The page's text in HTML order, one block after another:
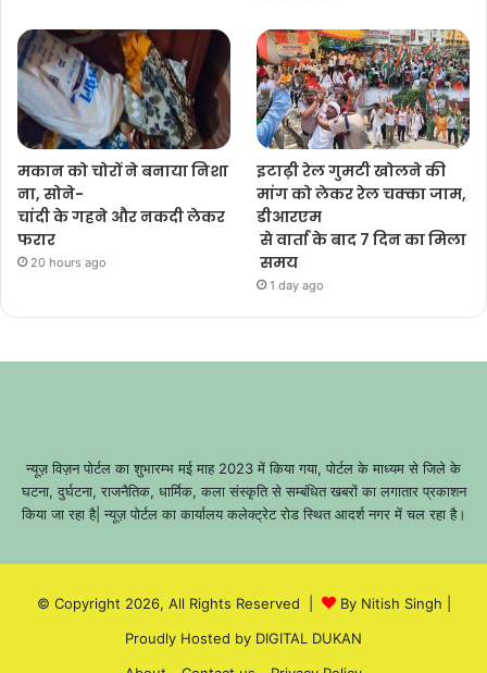
मकान को चोरों ने बनाया निशा
ना, सोने-
चांदी के गहने और नकदी लेकर
फरार
20 hours ago
इटाढ़ी रेल गुमटी खोलने की
मांग को लेकर रेल चक्का जाम,
डीआरएम
से वार्ता के बाद 7 दिन का मिला
समय
1 day ago
न्यूज़ विज़न पोर्टल का शुभारम्भ मई माह 2023 में किया गया, पोर्टल के माध्यम से जिले के
घटना, दुर्घटना, राजनैतिक, धार्मिक, कला संस्कृति से सम्बंधित खबरों का लगातार प्रकाशन
किया जा रहा है| न्यूज़ पोर्टल का कार्यालय कलेक्ट्रेट रोड स्थित आदर्श नगर में चल रहा है।
© Copyright 2026, All Rights Reserved | By Nitish Singh
Proudly Hosted by DIGITAL DUKAN